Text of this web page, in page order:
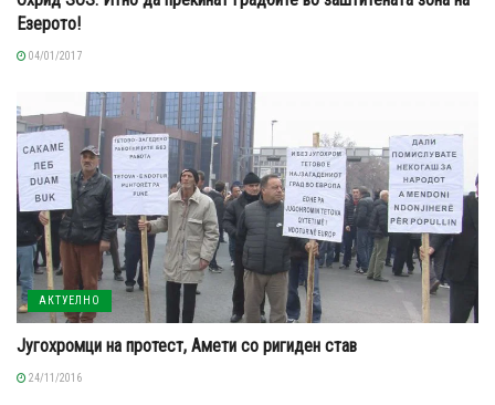
Езерото!
04/01/2017
АКТУЕЛНО
Југохромци на протест, Амети со ригиден став
24/11/2016